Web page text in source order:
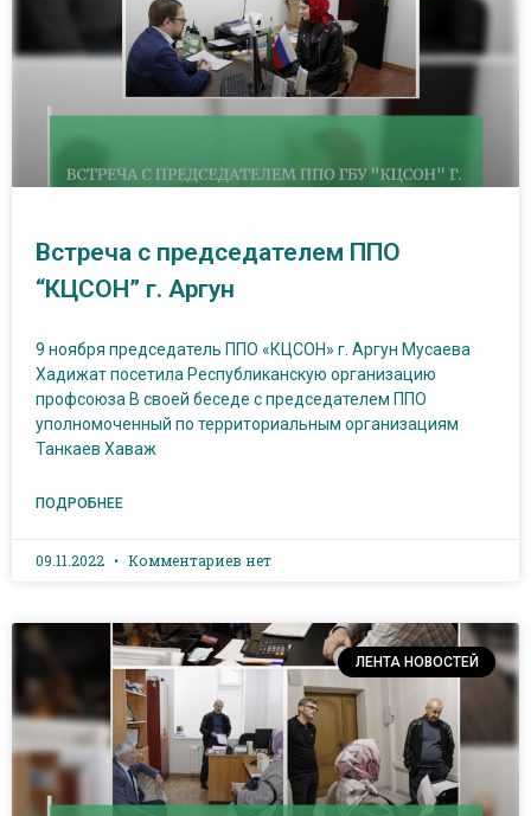
Встреча с председателем ППО
“КЦСОН” г. Аргун
9 ноября председатель ППО «КЦСОН» г. Аргун Мусаева
Хадижат посетила Республиканскую организацию
профсоюза В своей беседе с председателем ППО
уполномоченный по территориальным организациям
Танкаев Хаваж
ПОДРОБНЕЕ
09.11.2022 Комментариев нет
ЛЕНТА НОВОСТЕЙ